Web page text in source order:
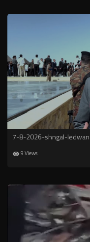
7-8-2026-shngal-ledwan
9 Views